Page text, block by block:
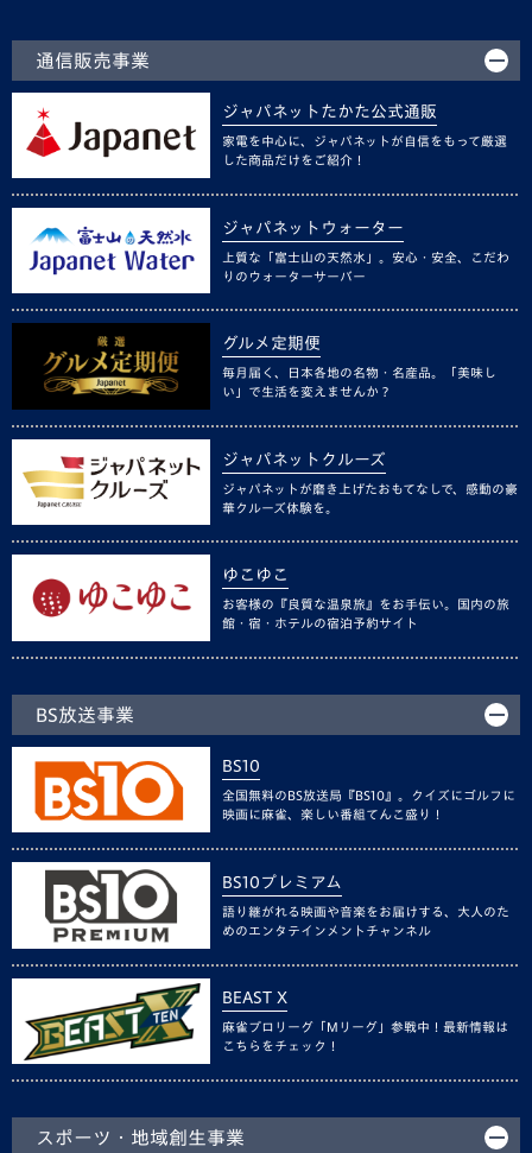
通信販売事業
ジャパネットたかた公式通販
家電を中心に、ジャパネットが自信をもって厳選
した商品だけをご紹介！
ジャパネットウォーター
上質な「富士山の天然水」。安心・安全、こだわ
りのウォーターサーバー
グルメ定期便
毎月届く、日本各地の名物・名産品。「美味し
い」で生活を変えませんか？
ジャパネットクルーズ
ジャパネットが磨き上げたおもてなしで、感動の豪
華クルーズ体験を。
ゆこゆこ
お客様の『良質な温泉旅』をお手伝い。国内の旅
館・宿・ホテルの宿泊予約サイト
BS放送事業
BS10
全国無料のBS放送局『BS10』。クイズにゴルフに
映画に麻雀、楽しい番組てんこ盛り！
BS10プレミアム
語り継がれる映画や音楽をお届けする、大人のた
めのエンタテインメントチャンネル
BEAST X
麻雀プロリーグ「Mリーグ」参戦中！最新情報は
こちらをチェック！
スポーツ・地域創生事業